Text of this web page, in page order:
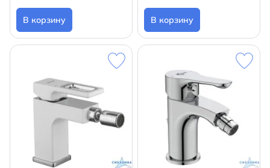
В корзину В корзину